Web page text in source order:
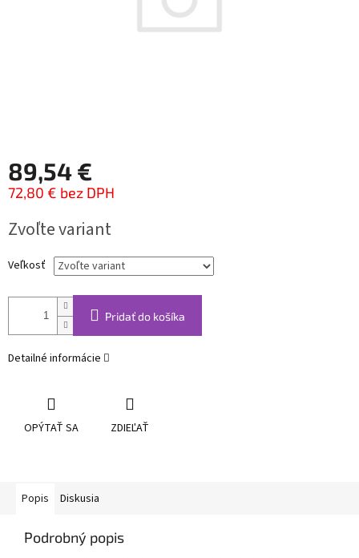
89,54 €
72,80 € bez DPH
cena:
Zvoľte variant
Veľkosť
Pridať do košíka
Detailné informácie
OPÝTAŤ SA ZDIEĽAŤ
Popis Diskusia
Podrobný popis